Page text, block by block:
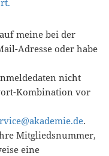
meine bei der
Adresse oder habe
nicht
Kombination vor
.
Mitgliedsnummer,
eine